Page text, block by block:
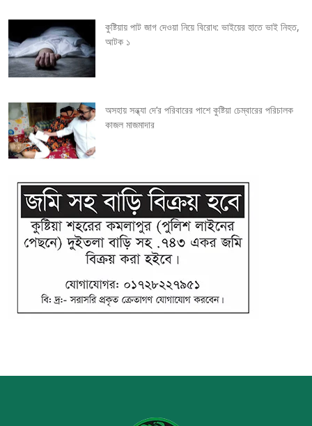
i
o
n
কুষ্টিয়ায় পাট জাগ দেওয়া নিয়ে বিরোধ: ভাইয়ের হাতে ভাই নিহত,
আটক ১
অসহায় সন্ধ্যা দে’র পরিবারের পাশে কুষ্টিয়া চেম্বারের পরিচালক
কাজল মাজমাদার